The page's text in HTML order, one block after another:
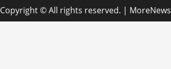
dan
Anti
Gagal
Copyright © All rights reserved. | MoreNews